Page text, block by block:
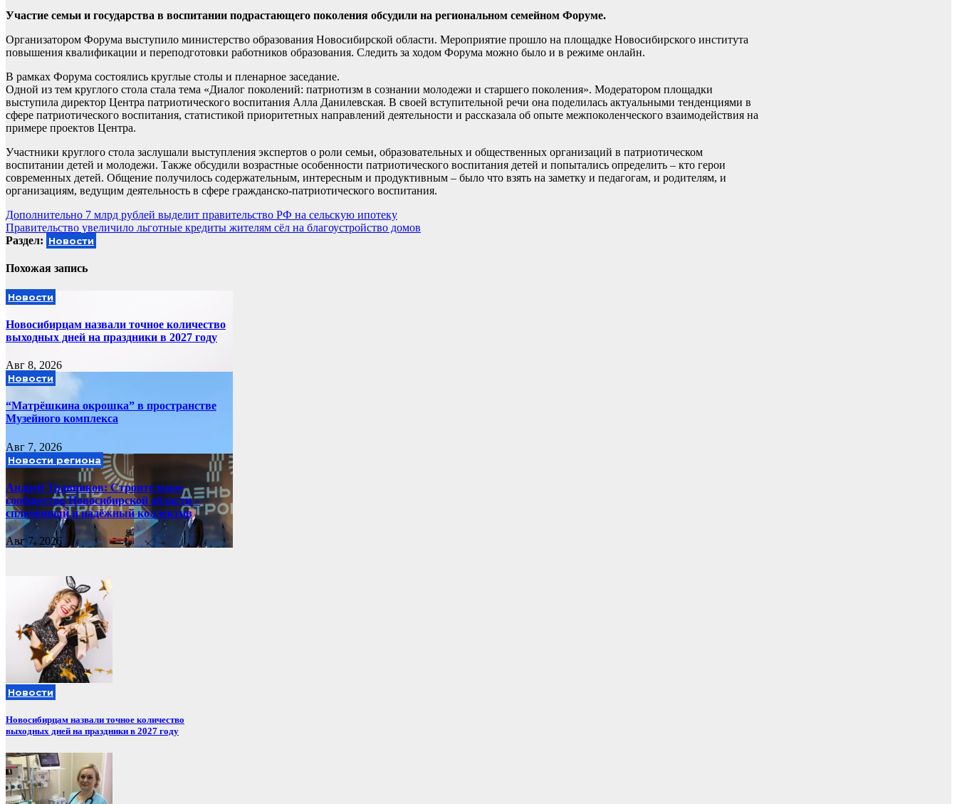
Участие семьи и государства в воспитании подрастающего поколения обсудили на региональном семейном Форуме.
Организатором Форума выступило министерство образования Новосибирской области. Мероприятие прошло на площадке Новосибирского института
повышения квалификации и переподготовки работников образования. Следить за ходом Форума можно было и в режиме онлайн.
В рамках Форума состоялись круглые столы и пленарное заседание.
Одной из тем круглого стола стала тема «Диалог поколений: патриотизм в сознании молодежи и старшего поколения». Модератором площадки
выступила директор Центра патриотического воспитания Алла Данилевская. В своей вступительной речи она поделилась актуальными тенденциями в
сфере патриотического воспитания, статистикой приоритетных направлений деятельности и рассказала об опыте межпоколенческого взаимодействия на
примере проектов Центра.
Участники круглого стола заслушали выступления экспертов о роли семьи, образовательных и общественных организаций в патриотическом
воспитании детей и молодежи. Также обсудили возрастные особенности патриотического воспитания детей и попытались определить – кто герои
современных детей. Общение получилось содержательным, интересным и продуктивным – было что взять на заметку и педагогам, и родителям, и
организациям, ведущим деятельность в сфере гражданско-патриотического воспитания.
Навигация
по
Дополнительно 7 млрд рублей выделит правительство РФ на сельскую ипотеку
Правительство увеличило льготные кредиты жителям сёл на благоустройство домов
Раздел: Новости
Похожая запись
Новости
Новосибирцам назвали точное количество
выходных дней на праздники в 2027 году
Авг 8, 2026
Новости
“Матрёшкина окрошка” в пространстве
Музейного комплекса
Авг 7, 2026
Новости региона
Андрей Травников: Строительное
сообщество Новосибирской области –
сплочённый и надёжный коллектив
Авг 7, 2026
Новости
Новосибирцам назвали точное количество
выходных дней на праздники в 2027 году